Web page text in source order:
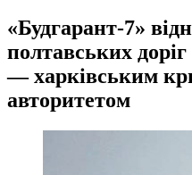
«Будгарант-7»
полтавських
— харківським
авторитетом